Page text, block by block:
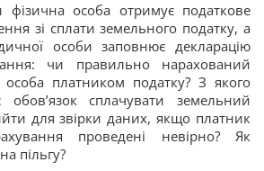
особа отримує податкове
зі сплати земельного податку, а
особи заповнює декларацію
чи правильно нарахований
платником податку? З якого
сплачувати земельний
для звірки даних, якщо платник
проведені невірно? Як
пільгу?